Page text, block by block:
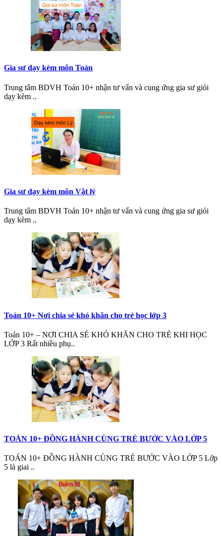
Gia sư dạy kèm môn Toán
Trung tâm BDVH Toán 10+ nhận tư vấn và cung ứng gia sư giỏi
dạy kèm ..
Gia sư dạy kèm môn Vật lý
Trung tâm BDVH Toán 10+ nhận tư vấn và cung ứng gia sư giỏi
dạy kèm ..
Toán 10+ Nơi chia sẻ khó khăn cho trẻ học lớp 3
Toán 10+ – NƠI CHIA SẺ KHÓ KHĂN CHO TRẺ KHI HỌC
LỚP 3 Rất nhiều phụ..
TOÁN 10+ ĐỒNG HÀNH CÙNG TRẺ BƯỚC VÀO LỚP 5
TOÁN 10+ ĐỒNG HÀNH CÙNG TRẺ BƯỚC VÀO LỚP 5 Lớp
5 là giai ..